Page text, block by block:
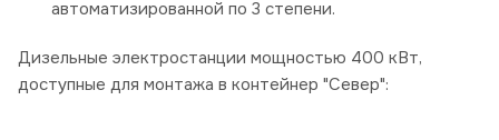
автоматизированной по 3 степени.
Дизельные электростанции мощностью 400 кВт,
доступные для монтажа в контейнер "Север":